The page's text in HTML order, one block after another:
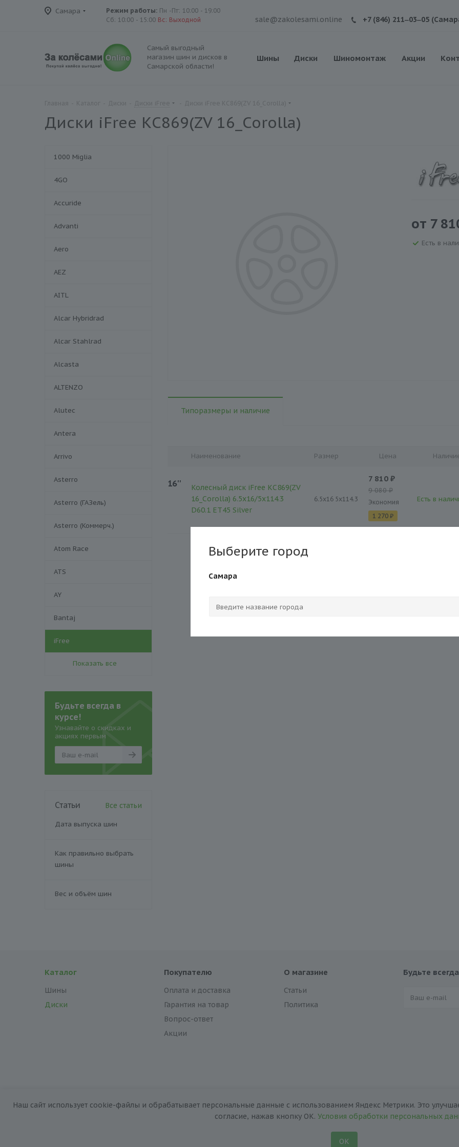
Самара Режим работы: Пн -Пт: 10:00 - 19:00
Сб: 10:00 - 15:00 Вс: Выходной sale@zakolesami.online +7 (846) 211‒03‒05
Самый выгодный
магазин шин и дисков в
Самарской области!
Шины Диски Шиномонтаж Акции
Диски iFree КС869(ZV 16_Corolla)
от 7
Есть в
Типоразмеры и наличие
Наименование Размер Цена
16''
Колесный диск iFree КС869(ZV
16_Corolla) 6.5x16/5x114.3
D60.1 ET45 Silver
6.5x16 5x114.3
7 810 ₽
9 080 ₽
Экономия
1 270 ₽
Есть в
1000 Miglia
4GO
Accuride
Advanti
Aero
AEZ
AITL
Alcar Hybridrad
Alcar Stahlrad
Alcasta
ALTENZO
Alutec
Antera
Arrivo
Asterro
Asterro (ГАЗель)
Asterro (Коммерч.)
Atom Race
ATS
AY
Bantaj
iFree
Показать все
Будьте всегда в
курсе!
Узнавайте о скидках и
акциях первым
Статьи Все статьи
Дата выпуска шин
Как правильно выбрать
шины
Вес и объём шин
Каталог
Шины
Диски
Покупателю
Оплата и доставка
Гарантия на товар
Вопрос-ответ
Акции
О магазине
Статьи
Политика
Будьте
Наш сайт использует cookie-файлы и обрабатывает персональные данные с использованием Яндекс Метрики. Это
согласие, нажав кнопку ОК. Условия обработки персональных
ОК
Выберите город
Самара